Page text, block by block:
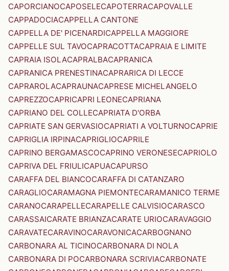
CAPORCIANOCAPOSELECAPOTERRACAPOVALLE
CAPPADOCIACAPPELLA CANTONE
CAPPELLA DE' PICENARDICAPPELLA MAGGIORE
CAPPELLE SUL TAVOCAPRACOTTACAPRAIA E LIMITE
CAPRAIA ISOLACAPRALBACAPRANICA
CAPRANICA PRENESTINACAPRARICA DI LECCE
CAPRAROLACAPRAUNACAPRESE MICHELANGELO
CAPREZZOCAPRICAPRI LEONECAPRIANA
CAPRIANO DEL COLLECAPRIATA D'ORBA
CAPRIATE SAN GERVASIOCAPRIATI A VOLTURNOCAPRIE
CAPRIGLIA IRPINACAPRIGLIOCAPRILE
CAPRINO BERGAMASCOCAPRINO VERONESECAPRIOLO
CAPRIVA DEL FRIULICAPUACAPURSO
CARAFFA DEL BIANCOCARAFFA DI CATANZARO
CARAGLIOCARAMAGNA PIEMONTECARAMANICO TERME
CARANOCARAPELLECARAPELLE CALVISIOCARASCO
CARASSAICARATE BRIANZACARATE URIOCARAVAGGIO
CARAVATECARAVINOCARAVONICACARBOGNANO
CARBONARA AL TICINOCARBONARA DI NOLA
CARBONARA DI POCARBONARA SCRIVIACARBONATE